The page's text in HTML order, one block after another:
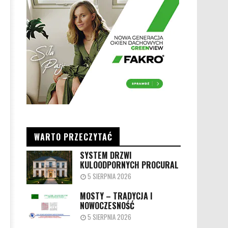
WARTO PRZECZYTAĆ
SYSTEM DRZWI
KULOODPORNYCH PROCURAL
5 SIERPNIA 2026
MOSTY – TRADYCJA I
NOWOCZESNOŚĆ
5 SIERPNIA 2026